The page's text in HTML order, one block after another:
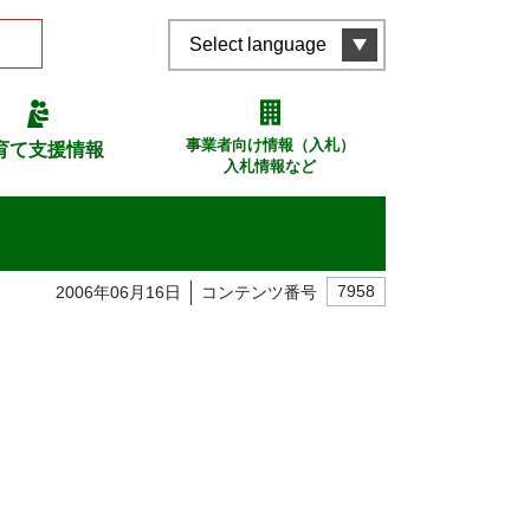
Select language
て支援情報
事業者向け情報（入札）
入札情報など
2006年06月16日 コンテンツ番号 7958